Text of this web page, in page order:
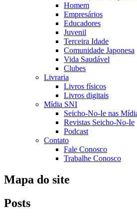
Homem
Empresários
Educadores
Juvenil
Terceira Idade
Comunidade Japonesa
Vida Saudável
Clubes
Livraria
Livros físicos
Livros digitais
Mídia SNI
Seicho-No-Ie nas
Revistas Seicho-No-Ie
Podcast
Contato
Fale Conosco
Trabalhe Conosco
Mapa do site
Posts